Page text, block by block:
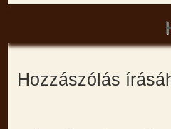
Hozzászólás